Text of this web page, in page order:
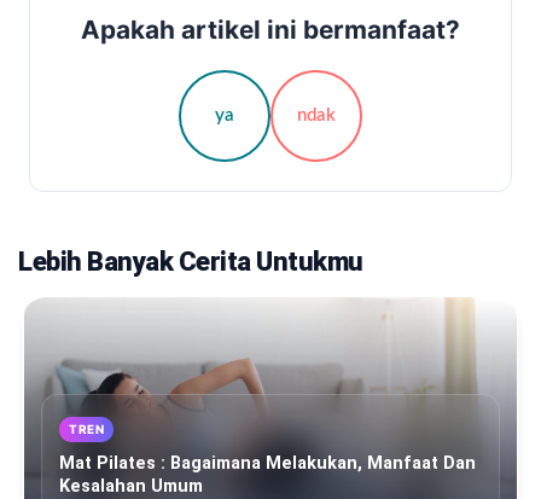
Apakah artikel ini bermanfaat?
ya ndak
Lebih Banyak Cerita Untukmu
TREN
Mat Pilates : Bagaimana Melakukan, Manfaat Dan
Kesalahan Umum